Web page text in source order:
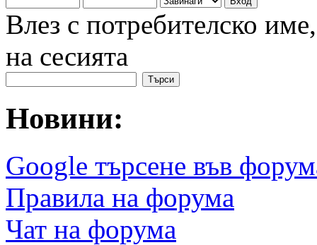
Влез с потребителско
на сесията
Новини:
Google търсене във
Правила на форума
Чат на форума